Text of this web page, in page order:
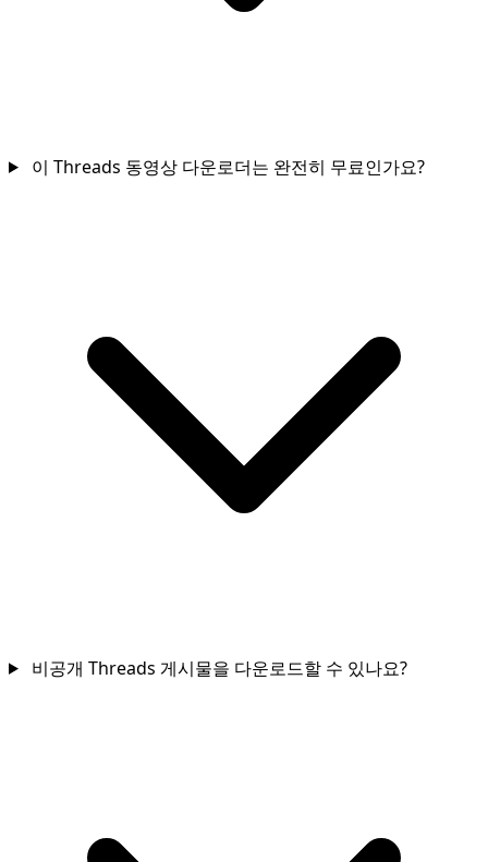
이 Threads 동영상 다운로더는 완전히 무료인가요?
비공개 Threads 게시물을 다운로드할 수 있나요?